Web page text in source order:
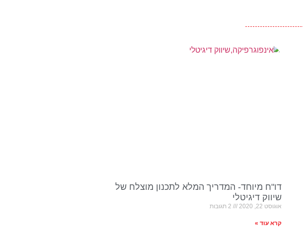
דו"ח מיוחד- המדריך המלא לתכנון מוצלח של
שיווק דיגיטלי
אוגוסט 22, 2020 2 תגובות
קרא עוד »